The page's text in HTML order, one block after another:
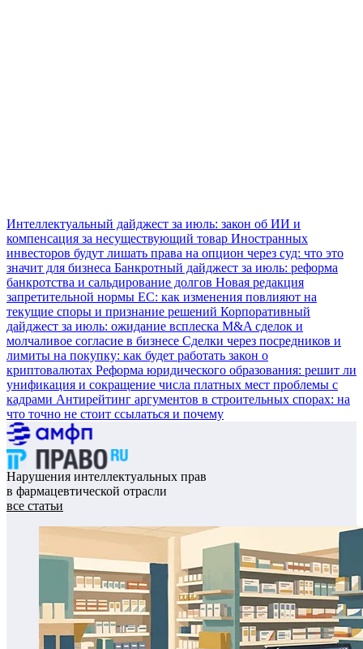
Интеллектуальный дайджест за июль: закон об ИИ и
компенсация за несуществующий товар Иностранных
инвесторов будут лишать права на опцион через суд: что это
значит для бизнеса Банкротный дайджест за июль: реформа
банкротства и сальдирование долгов Новая редакция
запретительной нормы ЕС: как изменения повлияют на
текущие споры и признание решений Корпоративный
дайджест за июль: ожидание всплеска M&A сделок и
молчаливое согласие в бизнесе Сделки через посредников и
лимиты на покупку: как будет работать закон о
криптовалютах Реформа юридического образования: решит ли
унификация и сокращение числа платных мест проблемы с
кадрами Антирейтинг аргументов в строительных спорах: на
что точно не стоит ссылаться и почему
Нарушения интеллектуальных прав
в фармацевтической отрасли
все статьи